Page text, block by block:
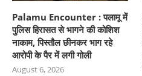
Palamu Encounter : पलामू में
पुलिस हिरासत से भागने की कोशिश
नाकाम, पिस्तौल छीनकर भाग रहे
आरोपी के पैर में लगी गोली
August 6, 2026